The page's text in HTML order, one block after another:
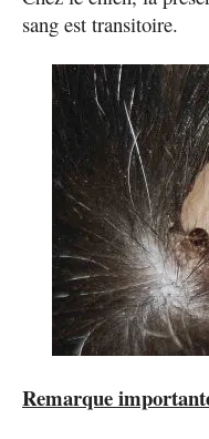
sang est transitoire.
Remarque